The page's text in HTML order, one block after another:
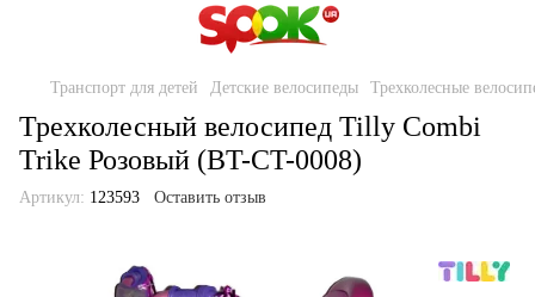
Транспорт для детей Детские велосипеды Трехколесные
Трехколесный велосипед Tilly Combi
Trike Розовый (BT-CT-0008)
Артикул: 123593 Оставить отзыв